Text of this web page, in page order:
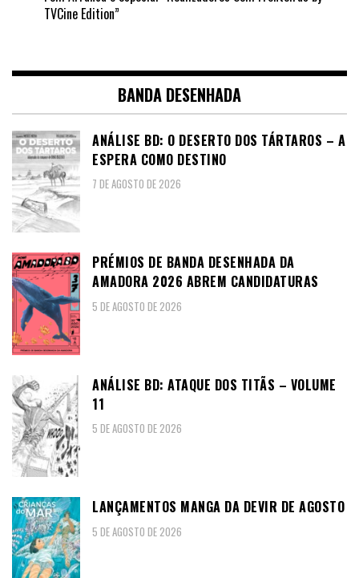
TVCine Edition”
BANDA DESENHADA
ANÁLISE BD: O DESERTO DOS TÁRTAROS – A
ESPERA COMO DESTINO
7 DE AGOSTO DE 2026
PRÉMIOS DE BANDA DESENHADA DA
AMADORA 2026 ABREM CANDIDATURAS
5 DE AGOSTO DE 2026
ANÁLISE BD: ATAQUE DOS TITÃS – VOLUME
11
5 DE AGOSTO DE 2026
LANÇAMENTOS MANGA DA DEVIR DE AGOSTO
5 DE AGOSTO DE 2026